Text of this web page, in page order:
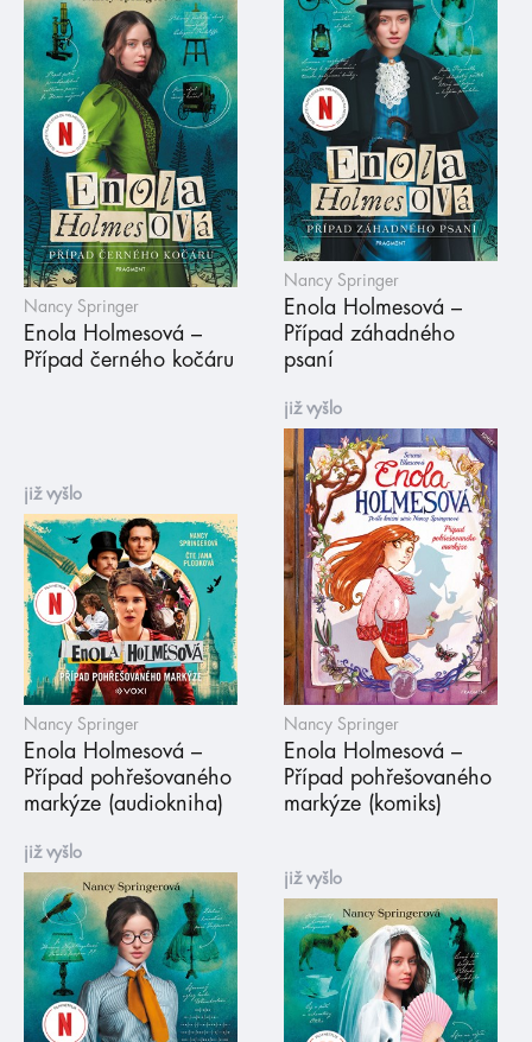
Nancy Springer
Enola Holmesová –
Případ černého kočáru
Nancy Springer
Enola Holmesová –
Případ záhadného
psaní
již vyšlo
Nancy Springer
Enola Holmesová –
Případ pohřešovaného
markýze (audiokniha)
již vyšlo
Nancy Springer
Enola Holmesová –
Případ pohřešovaného
markýze (komiks)
již vyšlo
již vyšlo